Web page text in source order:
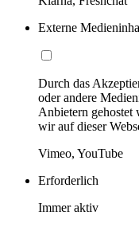
Externe
Durch das
oder andere
Anbietern
wir auf dieser
Vimeo, YouTube
Erforderlich
Immer aktiv